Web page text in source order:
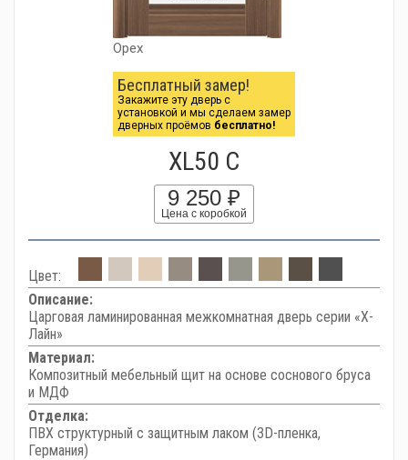
Орех
Бесплатный замер!
Закажите эту дверь с
установкой и мы сделаем замер
дверных проёмов бесплатно!
XL50 C
9 250 ₽
Цена с коробкой
Цвет:
Описание:
Царговая ламинированная межкомнатная дверь серии «Х-
Лайн»
Материал:
Композитный мебельный щит на основе соснового бруса
и МДФ
Отделка:
ПВХ структурный с защитным лаком (3D-пленка,
Германия)